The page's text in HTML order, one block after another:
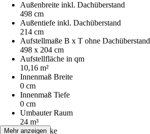
Außenbreite inkl. Dachüberstand
498 cm
Außentiefe inkl. Dachüberstand
214 cm
Aufstellmaße B x T ohne Dachüberstand
498 x 204 cm
Aufstellfläche in qm
10,16 m²
Innenmaß Breite
0 cm
Innenmaß Tiefe
0 cm
Umbauter Raum
24 m³
Wandstärke
Mehr anzeigen